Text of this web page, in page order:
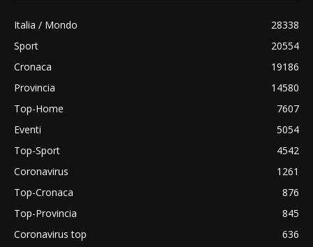
Italia / Mondo
28338
Sport
20554
Cronaca
19186
Provincia
14580
Top-Home
7607
Eventi
5054
Top-Sport
4542
Coronavirus
1261
Top-Cronaca
876
Top-Provincia
845
Coronavirus top
636